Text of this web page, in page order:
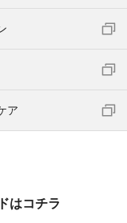
ア
はコチラ